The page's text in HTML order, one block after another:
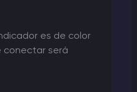
es de color
conectar será